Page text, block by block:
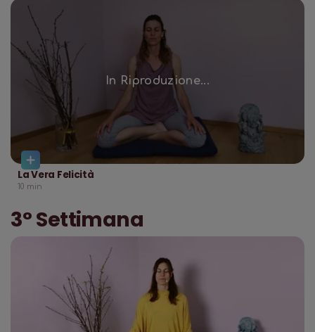
In Riproduzione...
La Vera Felicità
10 min
3° Settimana